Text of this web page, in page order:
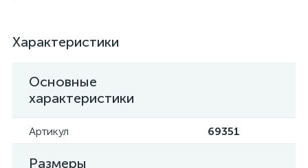
Характеристики
Основные
характеристики
Артикул 69351
Размеры